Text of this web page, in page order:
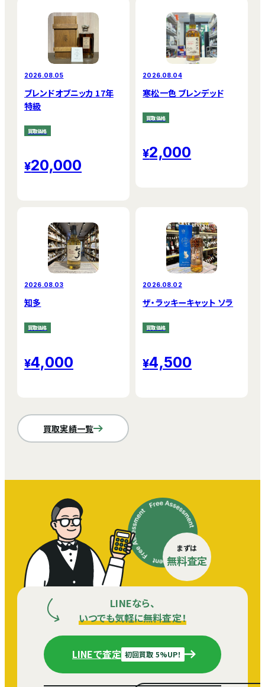
2026.08.05
ブレンドオブニッカ 17年
特級
買取価格
20,000
2026.08.04
寒松一色 ブレンデッド
買取価格
2,000
2026.08.03
知多
買取価格
4,000
2026.08.02
ザ・ラッキーキャット ソラ
買取価格
4,500
買取実績一覧
まずは
無料査定
LINEなら、
いつでも気軽に無料査定！
LINEで査定 初回買取 5%UP！